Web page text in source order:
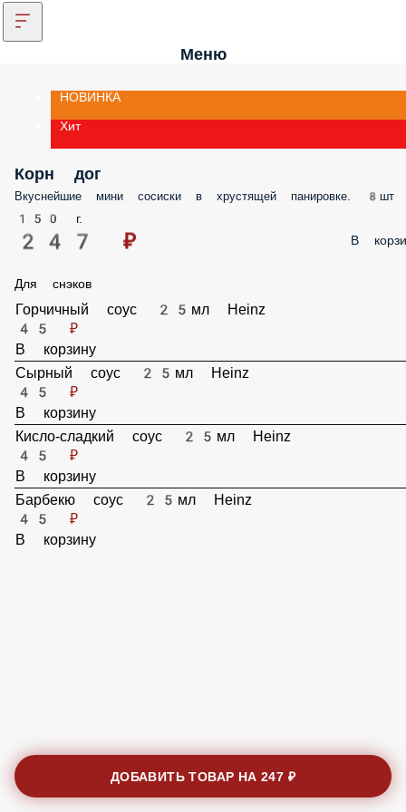
Меню
НОВИНКА
Хит
Корн дог
Вкуснейшие мини сосиски в хрустящей панировке. 8шт
150 г.
247 ₽ В
Для снэков
Горчичный соус 25мл Heinz
45 ₽
В корзину
Сырный соус 25мл Heinz
45 ₽
В корзину
Кисло-сладкий соус 25мл Heinz
45 ₽
В корзину
Барбекю соус 25мл Heinz
ДОБАВИТЬ ТОВАР НА247 ₽